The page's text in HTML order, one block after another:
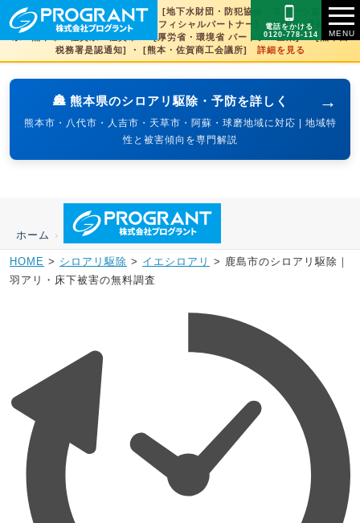
[文化財虫菌害研究所 賛助会員] ・ [地下水財団・防犯協会・スポーツ協会×3県
賛助] ・ [火の国サラマンダーズオフィシャルパートナー] ・ [SDGs登録] 熊本
県・熊本市・佐賀県・佐賀市 ・ [厚労省・環境省 パートナー企業] ・ [熊本西
税務署是認通知] ・ [熊本・佐賀商工会議所] 詳細を見る
→
🏯 熊本県のシロアリ駆除・予防を詳しく
熊本市・八代市・人吉市・天草市・阿蘇・球磨地域に対応 | 地域特
性と被害傾向を専門解説
電話をかける
0120-778-114
ホーム ›
HOME > シロアリ駆除 > イエシロアリ > 鹿島市のシロアリ駆除｜
羽アリ・床下被害の無料調査